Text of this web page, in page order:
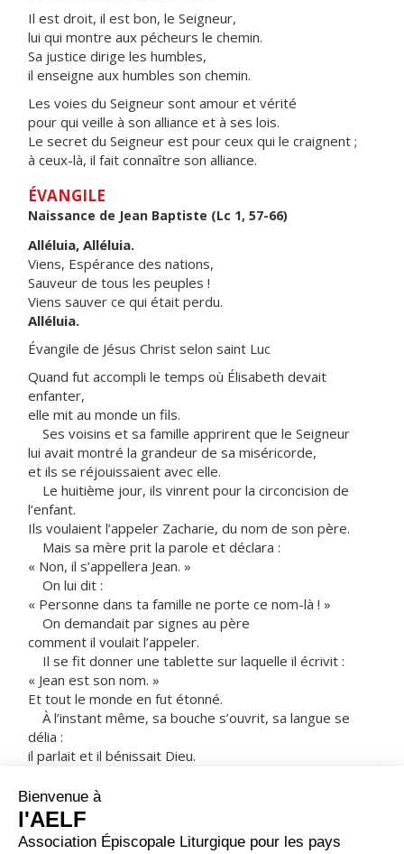
Il est droit, il est bon, le Seigneur,
lui qui montre aux pécheurs le chemin.
Sa justice dirige les humbles,
il enseigne aux humbles son chemin.
Les voies du Seigneur sont amour et vérité
pour qui veille à son alliance et à ses lois.
Le secret du Seigneur est pour ceux qui le craignent ;
à ceux-là, il fait connaître son alliance.
ÉVANGILE
Naissance de Jean Baptiste (Lc 1, 57-66)
Alléluia, Alléluia.
Viens, Espérance des nations,
Sauveur de tous les peuples !
Viens sauver ce qui était perdu.
Alléluia.
Évangile de Jésus Christ selon saint Luc
Quand fut accompli le temps où Élisabeth devait
enfanter,
elle mit au monde un fils.
Ses voisins et sa famille apprirent que le Seigneur
lui avait montré la grandeur de sa miséricorde,
et ils se réjouissaient avec elle.
Le huitième jour, ils vinrent pour la circoncision de
l’enfant.
Ils voulaient l’appeler Zacharie, du nom de son père.
Mais sa mère prit la parole et déclara :
« Non, il s’appellera Jean. »
On lui dit :
« Personne dans ta famille ne porte ce nom-là ! »
On demandait par signes au père
comment il voulait l’appeler.
Il se fit donner une tablette sur laquelle il écrivit :
« Jean est son nom. »
Et tout le monde en fut étonné.
À l’instant même, sa bouche s’ouvrit, sa langue se
délia :
il parlait et il bénissait Dieu.
et, dans toute la région montagneuse de Judée,
on racontait tous ces événements.
Tous ceux qui les apprenaient
les conservaient dans leur cœur et disaient :